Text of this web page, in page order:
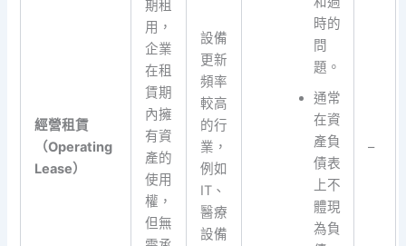
經營租賃
（Operating
Lease）
期租
用，
企業
在租
賃期
內擁
有資
產的
使用
權，
但無
設備
更新
頻率
較高
的行
業，
例如
IT、
醫療
設備
時的
問
題。
通常
在資
產負
債表
上不
體現
為負
–